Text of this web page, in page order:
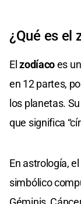
¿Qué es el
Elzodíacoes
en 12 partes,
los planetas.
que significa
En astrología,
simbólico